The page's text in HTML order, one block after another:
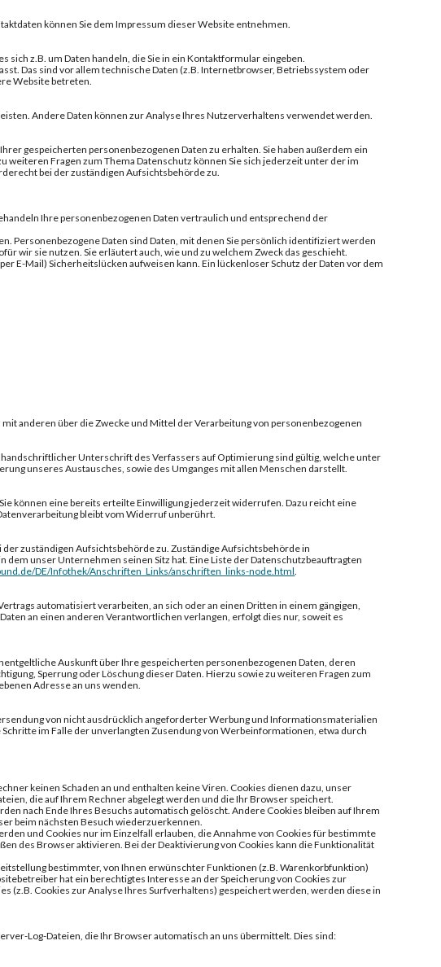
können Sie dem Impressum dieser Website entnehmen.
sich z.B. um Daten handeln, die Sie in ein Kontaktformular eingeben.
Das sind vor allem technische Daten (z.B. Internetbrowser, Betriebssystem oder
Website betreten.
Andere Daten können zur Analyse Ihres Nutzerverhaltens verwendet werden.
gespeicherten personenbezogenen Daten zu erhalten. Sie haben außerdem ein
weiteren Fragen zum Thema Datenschutz können Sie sich jederzeit unter der im
bei der zuständigen Aufsichtsbehörde zu.
Ihre personenbezogenen Daten vertraulich und entsprechend der
Personenbezogene Daten sind Daten, mit denen Sie persönlich identifiziert werden
wir sie nutzen. Sie erläutert auch, wie und zu welchem Zweck das geschieht.
E-Mail) Sicherheitslücken aufweisen kann. Ein lückenloser Schutz der Daten vor dem
anderen über die Zwecke und Mittel der Verarbeitung von personenbezogenen
Unterschrift des Verfassers auf Optimierung sind gültig, welche unter
unseres Austausches, sowie des Umganges mit allen Menschen darstellt.
können eine bereits erteilte Einwilligung jederzeit widerrufen. Dazu reicht eine
bleibt vom Widerruf unberührt.
zuständigen Aufsichtsbehörde zu. Zuständige Aufsichtsbehörde in
unser Unternehmen seinen Sitz hat. Eine Liste der Datenschutzbeauftragten
DE/Infothek/Anschriften_Links/anschriften_links-node.html.
automatisiert verarbeiten, an sich oder an einen Dritten in einem gängigen,
an einen anderen Verantwortlichen verlangen, erfolgt dies nur, soweit es
Auskunft über Ihre gespeicherten personenbezogenen Daten, deren
Sperrung oder Löschung dieser Daten. Hierzu sowie zu weiteren Fragen zum
Adresse an uns wenden.
von nicht ausdrücklich angeforderter Werbung und Informationsmaterialien
im Falle der unverlangten Zusendung von Werbeinformationen, etwa durch
keinen Schaden an und enthalten keine Viren. Cookies dienen dazu, unser
die auf Ihrem Rechner abgelegt werden und die Ihr Browser speichert.
nach Ende Ihres Besuchs automatisch gelöscht. Andere Cookies bleiben auf Ihrem
beim nächsten Besuch wiederzuerkennen.
und Cookies nur im Einzelfall erlauben, die Annahme von Cookies für bestimmte
des Browser aktivieren. Bei der Deaktivierung von Cookies kann die Funktionalität
bestimmter, von Ihnen erwünschter Funktionen (z.B. Warenkorbfunktion)
hat ein berechtigtes Interesse an der Speicherung von Cookies zur
Cookies zur Analyse Ihres Surfverhaltens) gespeichert werden, werden diese in
Log-Dateien, die Ihr Browser automatisch an uns übermittelt. Dies sind: